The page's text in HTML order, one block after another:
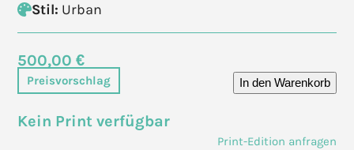
Stil: Urban
500,00 €
Preisvorschlag In den Warenkorb
Kein Print verfügbar
Print-Edition anfragen